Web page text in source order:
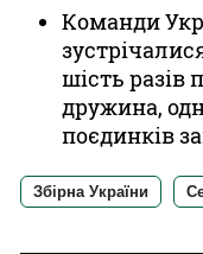
Команди
шість разів
дружина,
поєдинків
Збірна України